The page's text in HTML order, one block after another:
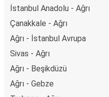
İstanbul Anadolu - Ağrı
Çanakkale - Ağrı
Ağrı - İstanbul Avrupa
Sivas - Ağrı
Ağrı - Beşikdüzü
Ağrı - Gebze